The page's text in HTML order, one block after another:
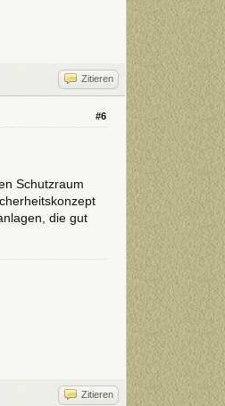
Zitieren
#6
Schutzraum
die gut
Zitieren